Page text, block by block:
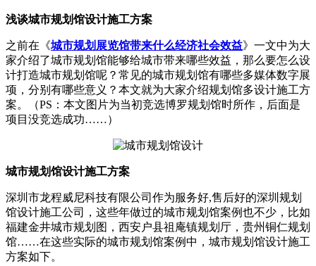
浅谈城市规划馆设计施工方案
之前在《城市规划展览馆带来什么经济社会效益》一文中为大
家介绍了城市规划馆能够给城市带来哪些效益，那么要怎么设
计打造城市规划馆呢？常见的城市规划馆有哪些多媒体数字展
项，分别有哪些意义？本文就为大家介绍规划馆多设计施工方
案。（PS：本文图片为当初竞选博罗规划馆时所作，后面是
项目没竞选成功……）
城市规划馆设计施工方案
深圳市龙程威尼科技有限公司作为服务好,售后好的深圳规划
馆设计施工公司，这些年做过的城市规划馆案例也不少，比如
福建金井城市规划图，西安户县祖庵镇规划厅，贵州铜仁规划
馆……在这些实际的城市规划馆案例中，城市规划馆设计施工
方案如下。